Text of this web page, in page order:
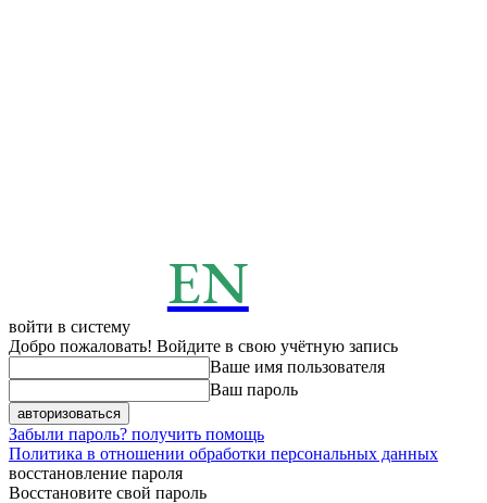
EN
войти в систему
Добро пожаловать! Войдите в свою учётную запись
Ваше имя пользователя
Ваш пароль
Забыли пароль? получить помощь
Политика в отношении обработки персональных данных
восстановление пароля
Восстановите свой пароль